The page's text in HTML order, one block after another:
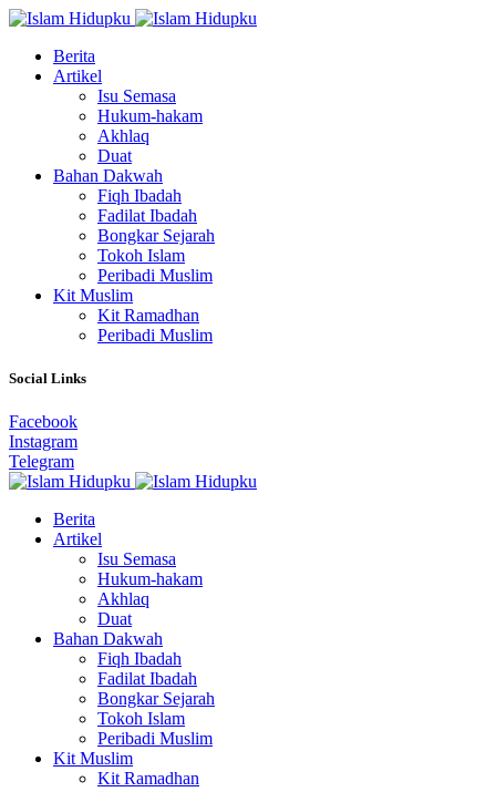
Berita
Artikel
Isu Semasa
Hukum-hakam
Akhlaq
Duat
Bahan Dakwah
Fiqh Ibadah
Fadilat Ibadah
Bongkar Sejarah
Tokoh Islam
Peribadi Muslim
Kit Muslim
Kit Ramadhan
Peribadi Muslim
Social Links
Facebook
Instagram
Telegram
Berita
Artikel
Isu Semasa
Hukum-hakam
Akhlaq
Duat
Bahan Dakwah
Fiqh Ibadah
Fadilat Ibadah
Bongkar Sejarah
Tokoh Islam
Peribadi Muslim
Kit Muslim
Kit Ramadhan